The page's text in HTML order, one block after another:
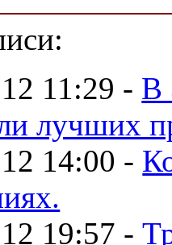
11:29 - В
лучших
14:00 -
19:57 -